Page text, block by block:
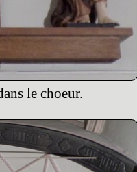
le choeur.